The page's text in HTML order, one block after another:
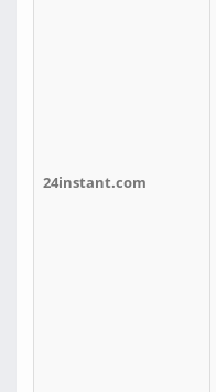
24instant.com